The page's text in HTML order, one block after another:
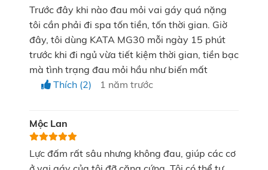
Súng massage KATA MG30 có cường độ rung dao
động trong khoảng 1000 - 3200 vòng/phút cùng 5
mức lựa chọn chế độ massage và chế độ AI tự động
điều chỉnh linh hoạt như sau:
Chế độ 1:"Chạm" và massage vùng cơ bắp đau
Chế độ 2:
xoa dịu cơn, mệt mỏi với cường độ 2600
vòng/phút.
Trước đây khi nào đau mỏi vai gáy quá nặng
tôi cần phải đi spa tốn tiền, tốn thời gian. Giờ
đây, tôi dùng KATA MG30 mỗi ngày 15 phút
trước khi đi ngủ vừa tiết kiệm thời gian, tiền bạc
mà tình trạng đau mỏi hầu như biến mất
Thích (2)
1 năm trước
Mộc Lan
Lực đấm rất sâu nhưng không đau, giúp các cơ